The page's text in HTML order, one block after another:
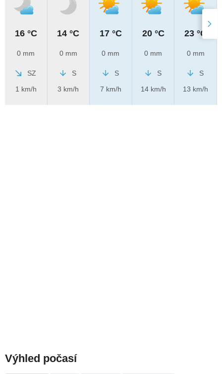
16 °C
0 mm
SZ
1 km/h
14 °C
0 mm
S
3 km/h
17 °C
0 mm
S
7 km/h
20 °C
0 mm
S
14 km/h
23 °C
0 mm
S
13 km/h
Výhled počasí